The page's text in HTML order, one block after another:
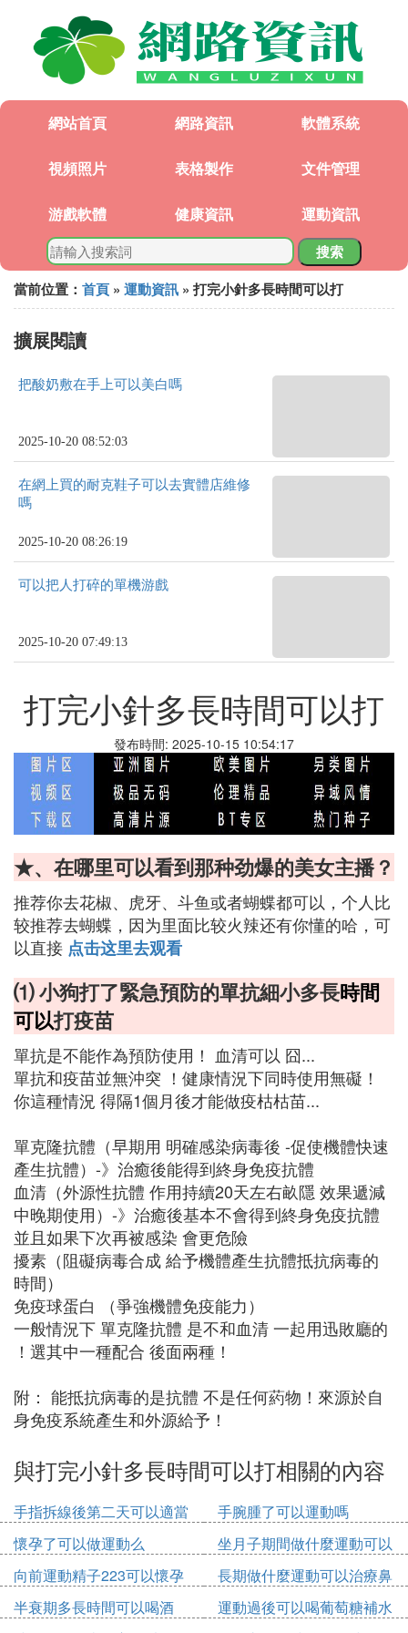
網站首頁 網路資訊 軟體系統
視頻照片 表格製作 文件管理
游戲軟體 健康資訊 運動資訊
搜索
當前位置： 首頁 » 運動資訊 » 打完小針多長時間可以打
擴展閱讀
把酸奶敷在手上可以美白嗎
2025-10-20 08:52:03
在網上買的耐克鞋子可以去實體店維修
嗎
2025-10-20 08:26:19
可以把人打碎的單機游戲
2025-10-20 07:49:13
打完小針多長時間可以打
發布時間: 2025-10-15 10:54:17
★、在哪里可以看到那种劲爆的美女主播？
推荐你去花椒、虎牙、斗鱼或者蝴蝶都可以，个人比
较推荐去蝴蝶，因为里面比较火辣还有你懂的哈，可
以直接 点击这里去观看
⑴ 小狗打了緊急預防的單抗細小多長時間
可以打疫苗
單抗是不能作為預防使用！ 血清可以 囧...
單抗和疫苗並無沖突 ！健康情況下同時使用無礙！
你這種情況 得隔1個月後才能做疫枯枯苗...
單克隆抗體（早期用 明確感染病毒後 -促使機體快速
產生抗體）-》治癒後能得到終身免疫抗體
血清（外源性抗體 作用持續20天左右畝隱 效果遞減
中晚期使用）-》治癒後基本不會得到終身免疫抗體
並且如果下次再被感染 會更危險
擾素（阻礙病毒合成 給予機體產生抗體抵抗病毒的
時間）
免疫球蛋白 （爭強機體免疫能力）
一般情況下 單克隆抗體 是不和血清 一起用迅敗廳的
！選其中一種配合 後面兩種！
附： 能抵抗病毒的是抗體 不是任何葯物！來源於自
身免疫系統產生和外源給予！
與打完小針多長時間可以打相關的內容
手指拆線後第二天可以適當
運動嗎
手腕腫了可以運動嗎
懷孕了可以做運動么
坐月子期間做什麼運動可以
增高
向前運動精子223可以懷孕
嗎
長期做什麼運動可以治療鼻
炎
半衰期多長時間可以喝酒
運動過後可以喝葡萄糖補水